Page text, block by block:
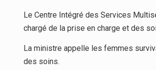
Le Centre Intégré des Services
chargé de la prise en charge et des
La ministre appelle les femmes
des soins.